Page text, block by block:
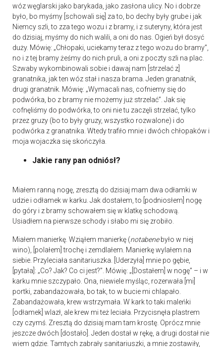
wóz węglarski jako barykada, jako zasłona ulicy. No i dobrze
było, bo myśmy [schowali się] za to, bo dechy były grube i jak
Niemcy szli, to zza tego wozu i z bramy, i z suteryny, która jest
do dzisiaj, myśmy do nich walili, a oni do nas. Ogień był dosyć
duży. Mówię: „Chłopaki, uciekamy teraz z tego wozu do bramy”,
no i z tej bramy żeśmy do nich pruli, a oni z poczty szli na plac.
Szwaby wykombinowali sobie i dawaj nam [strzelać z]
granatnika, jak ten wóz stał i nasza brama. Jeden granatnik,
drugi granatnik. Mówię: „Wymacali nas, cofniemy się do
podwórka, bo z bramy nie możemy już strzelać”. Jak się
cofnęliśmy do podwórka, to oni nie tu zaczęli strzelać, tylko
przez gruzy (bo to były gruzy, wszystko rozwalone) i do
podwórka z granatnika. Wtedy trafiło mnie i dwóch chłopaków i
moja wojaczka się skończyła.
Jakie rany pan odniósł?
Miałem ranną nogę, zresztą do dzisiaj mam dwa odłamki w
udzie i odłamek w karku. Jak dostałem, to [podniosłem] nogę
do góry i z bramy schowałem się w klatkę schodową.
Usiadłem na pierwsze schody i słabo mi się zrobiło.
Miałem manierkę. Wziąłem manierkę (notabenebyło w niej
wino), [polałem] trochę i zemdlałem. Manierkę wylałem na
siebie. Przyleciała sanitariuszka. [Uderzyła] mnie po gębie,
[pytała]: „Co? Jak? Co ci jest?”. Mówię: „[Dostałem] w nogę” – i w
karku mnie szczypało. Ona, niewiele myśląc, rozerwała [mi]
portki, zabandażowała, bo tak, to w bucie mi chlapało.
Zabandażowała, krew wstrzymała. W kark to taki maleńki
[odłamek] wlazł, ale krew mi też leciała. Przycisnęła plastrem
czy czymś. Zresztą do dzisiaj mam tam krostę. Oprócz mnie
jeszcze dwóch [dostało]. Jeden dostał w rękę, a drugi dostał nie
wiem gdzie. Tamtych zabrały sanitariuszki, a mnie zostawiły,